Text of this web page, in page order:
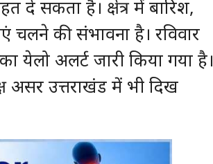
दे सकता है। क्षेत्र में बारिश,
की संभावना है। रविवार
अलर्ट जारी किया गया है।
असर उत्तराखंड में भी दिख